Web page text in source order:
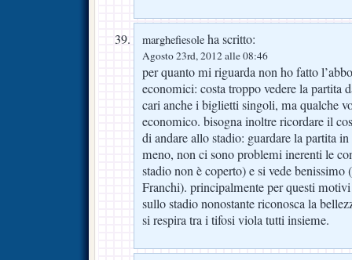
marghefiesole ha scritto:
Agosto 23rd, 2012 alle 08:46
per quanto mi riguarda non ho fatto
economici: costa troppo vedere la partita
cari anche i biglietti singoli, ma qualche
economico. bisogna inoltre ricordare il
di andare allo stadio: guardare la partita
meno, non ci sono problemi inerenti le
stadio non è coperto) e si vede
Franchi). principalmente per questi
sullo stadio nonostante riconosca la
si respira tra i tifosi viola tutti insieme.